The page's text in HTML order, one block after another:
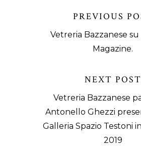
PREVIOUS
Vetreria Bazzanese
Magazine.
NEXT POST
Vetreria Bazzanese
Antonello Ghezzi
Galleria Spazio Testoni
2019